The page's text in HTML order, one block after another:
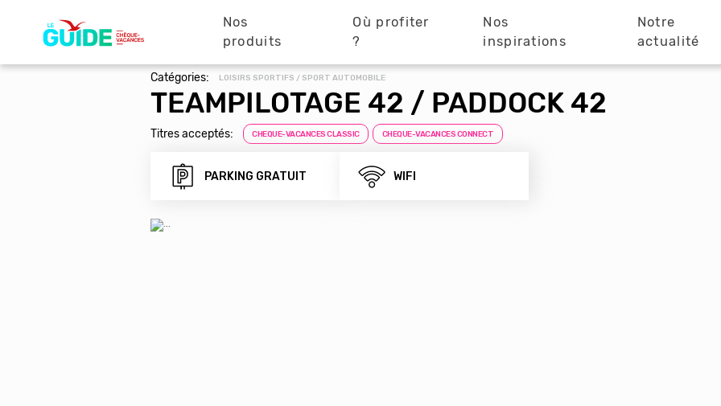
principale
Nos
produits
Où profiter
?
Nos
inspirations
Notre
actualité
Catégories: LOISIRS SPORTIFS / SPORT AUTOMOBILE
TEAMPILOTAGE 42 / PADDOCK 42
Titres acceptés: CHEQUE-VACANCES CLASSIC CHEQUE-VACANCES CONNECT
PARKING GRATUIT WIFI